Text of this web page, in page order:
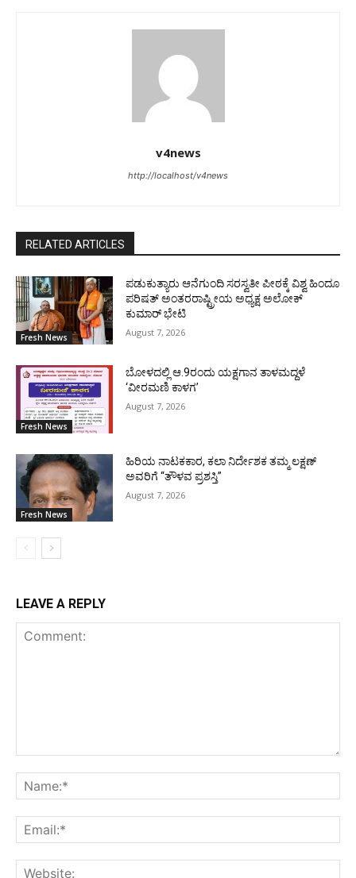
v4news
http://localhost/v4news
RELATED ARTICLES
Fresh News
ಪಡುಕುತ್ಯಾರು ಆನೆಗುಂದಿ ಸರಸ್ವತೀ ಪೀಠಕ್ಕೆ ವಿಶ್ವ ಹಿಂದೂ
ಪರಿಷತ್ ಅಂತರರಾಷ್ಟ್ರೀಯ ಅಧ್ಯಕ್ಷ ಅಲೋಕ್
ಕುಮಾರ್ ಭೇಟಿ
August 7, 2026
Fresh News
ಬೋಳದಲ್ಲಿ ಆ.9ರಂದು ಯಕ್ಷಗಾನ ತಾಳಮದ್ದಳೆ
‘ವೀರಮಣಿ ಕಾಳಗ’
August 7, 2026
Fresh News
ಹಿರಿಯ ನಾಟಕಕಾರ, ಕಲಾ ನಿರ್ದೇಶಕ ತಮ್ಮ ಲಕ್ಷಣ್
ಅವರಿಗೆ “ತೌಳವ ಪ್ರಶಸ್ತಿ”
August 7, 2026
LEAVE A REPLY